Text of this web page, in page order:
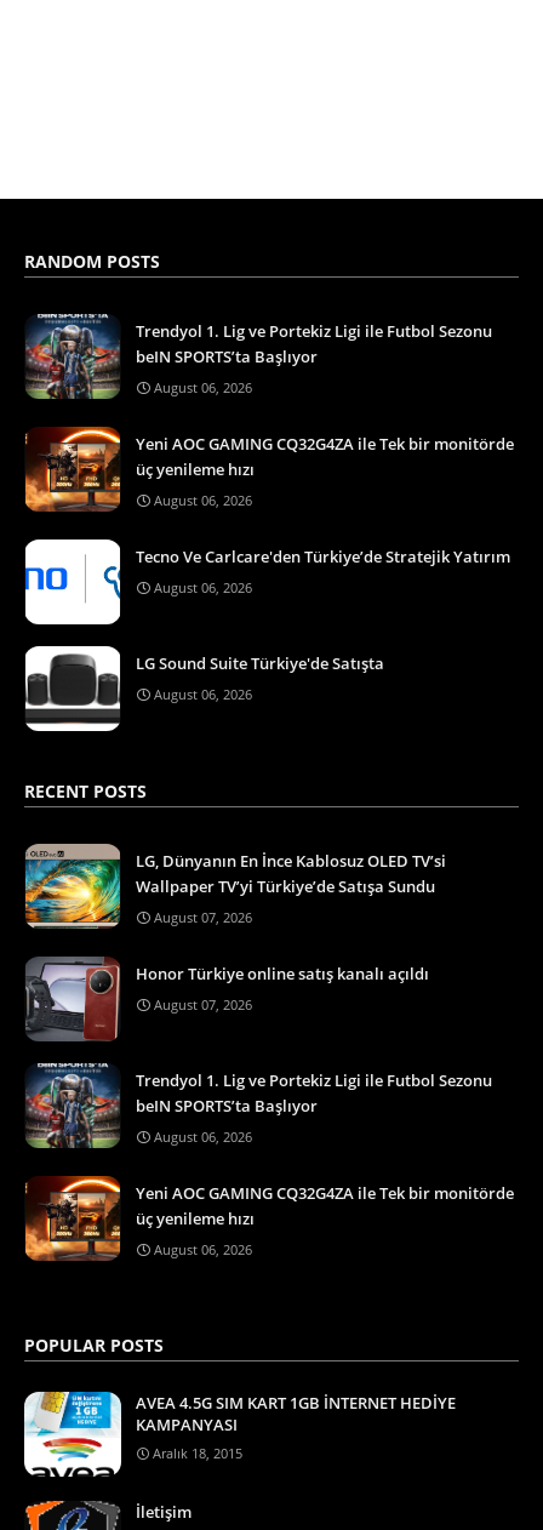
RANDOM POSTS
Trendyol 1. Lig ve Portekiz Ligi ile Futbol Sezonu
beIN SPORTS’ta Başlıyor
August 06, 2026
Yeni AOC GAMING CQ32G4ZA ile Tek bir monitörde
üç yenileme hızı
August 06, 2026
Tecno Ve Carlcare'den Türkiye’de Stratejik Yatırım
August 06, 2026
LG Sound Suite Türkiye'de Satışta
August 06, 2026
RECENT POSTS
LG, Dünyanın En İnce Kablosuz OLED TV’si
Wallpaper TV’yi Türkiye’de Satışa Sundu
August 07, 2026
Honor Türkiye online satış kanalı açıldı
August 07, 2026
Trendyol 1. Lig ve Portekiz Ligi ile Futbol Sezonu
beIN SPORTS’ta Başlıyor
August 06, 2026
Yeni AOC GAMING CQ32G4ZA ile Tek bir monitörde
üç yenileme hızı
August 06, 2026
POPULAR POSTS
AVEA 4.5G SIM KART 1GB İNTERNET HEDİYE
KAMPANYASI
Aralık 18, 2015
İletişim